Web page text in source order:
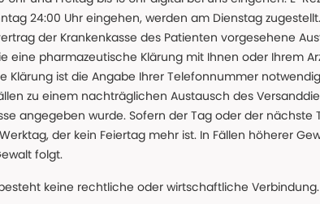
24:00 Uhr eingehen, werden am Dienstag
der Krankenkasse des Patienten vorgesehene
eine pharmazeutische Klärung mit Ihnen oder Ihrem
ist die Angabe Ihrer Telefonnummer
zu einem nachträglichen Austausch des
angegeben wurde. Sofern der Tag oder der nächste
der kein Feiertag mehr ist. In Fällen höherer
folgt.
keine rechtliche oder wirtschaftliche Verbindung.